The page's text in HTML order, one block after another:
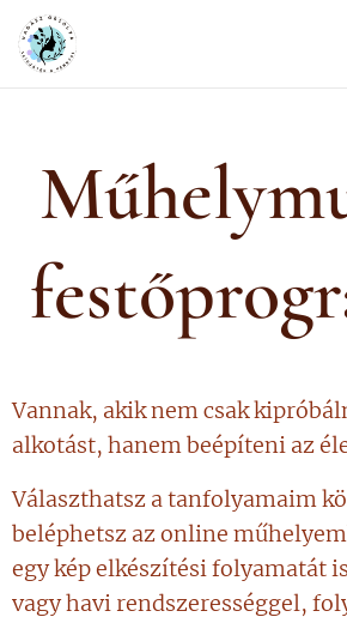
Vannak, akik nem csak
alkotást, hanem beépíteni az
Választhatsz a tanfolyamaim
beléphetsz az online
egy kép elkészítési folyamatát
vagy havi rendszerességgel,